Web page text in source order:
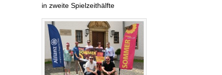
in zweite Spielzeithälfte